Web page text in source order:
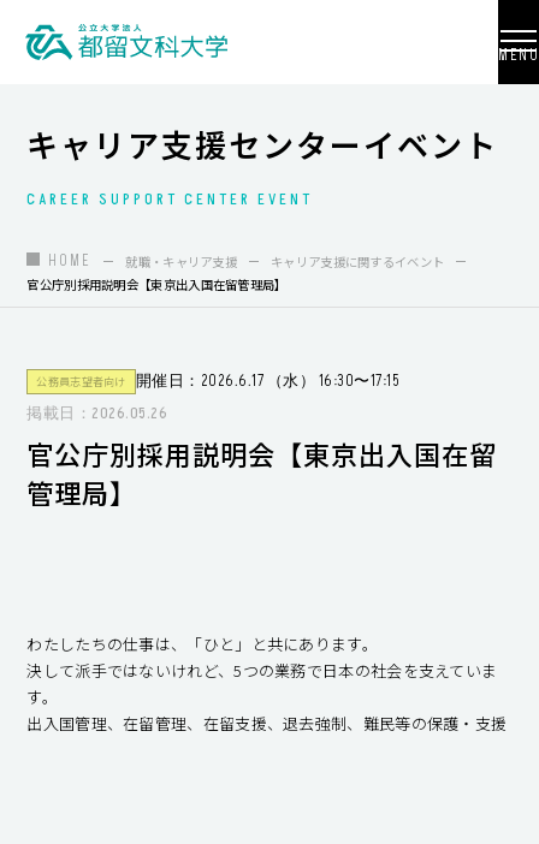
MENU
大学紹介
入試情報
学部・学科・大学院
国際交流
教員養成
キャリア支援センターイベント
CAREER SUPPORT CENTER EVENT
HOME 就職・キャリア支援
キャリア支援に関するイベント
官公庁別採用説明会【東京出入国在留管理局】
公務員志望者向け
開催日：2026.6.17 （水） 16:30〜17:15
掲載日：2026.05.26
官公庁別採用説明会【東京出入国在留
管理局】
わたしたちの仕事は、「ひと」と共にあります。
決して派手ではないけれど、5つの業務で日本の社会を支えていま
す。
出入国管理、在留管理、在留支援、退去強制、難民等の保護・支援